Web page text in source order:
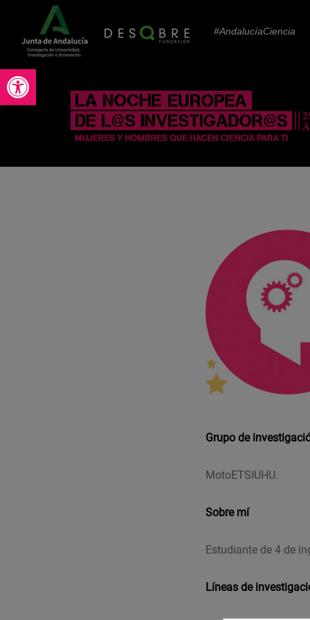
Abrir barra de herramientas
#AndalucíaCiencia
Grupo de
MotoETSIUHU.
Sobre mí
Estudiante de 4 de
Líneas de